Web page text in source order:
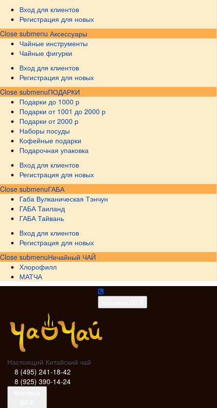
Вход для клиентов
Регистрация для новых
Close submenu Аксессуары
Чайные инструменты
Чайные фигурки
Вход для клиентов
Регистрация для новых
Close submenuПОДАРКИ
Подарки до 1000 р
Подарки от 1001 до 2000 р
Подарки от 2000 р
Наборы посуды
Кофейные подарки
Подарочная упаковка
Вход для клиентов
Регистрация для новых
Close submenuГАБА
Габа Вулканическая Тэнчун
ГАБА Таиланд
ГАБА Тайвань
Вход для клиентов
Регистрация для новых
Close submenuНечайный ЧАЙ
Хлорофилл
МАТЧА
Настоящий Китайский чай
8 (495) 241-18-42
8 (925) 390-14-24